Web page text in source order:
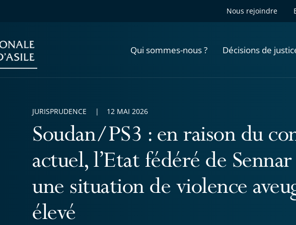
Nous rejoindre
Qui sommes-nous ? Décisions de
Soudan/PS3 : en raison du
actuel, l’Etat fédéré de
une situation de violence
élevé
JURISPRUDENCE 12 MAI 2026